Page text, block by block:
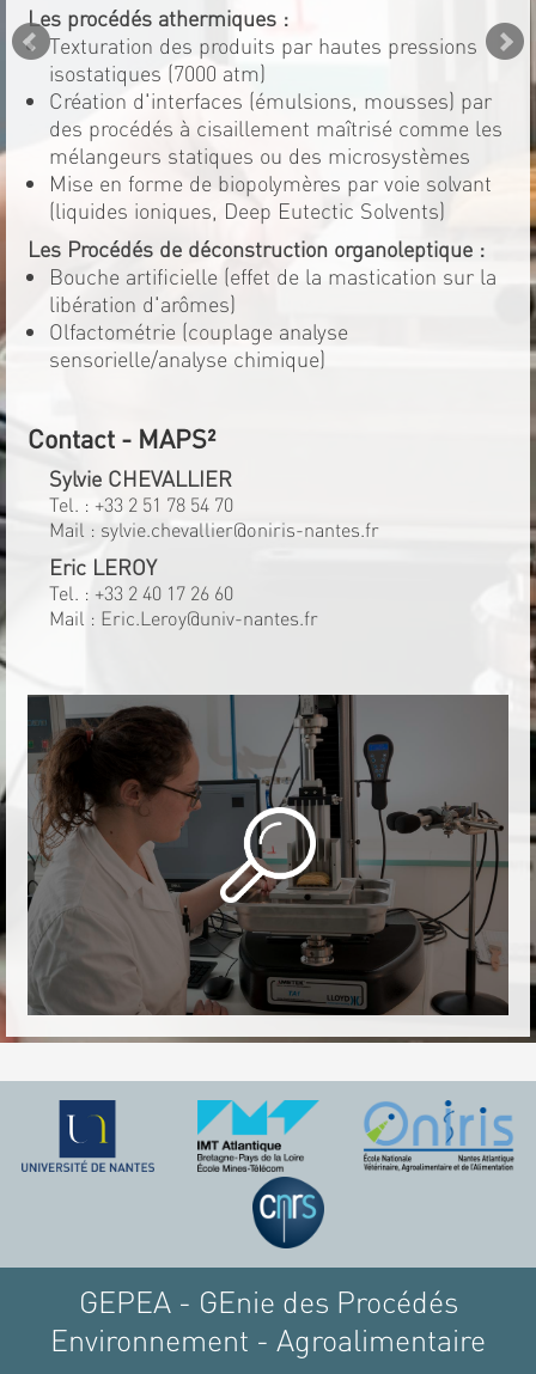
Les procédés athermiques :
Texturation des produits par hautes pressions
isostatiques (7000 atm)
Création d'interfaces (émulsions, mousses) par
des procédés à cisaillement maîtrisé comme les
mélangeurs statiques ou des microsystèmes
Mise en forme de biopolymères par voie solvant
(liquides ioniques, Deep Eutectic Solvents)
Les Procédés de déconstruction organoleptique :
Bouche artificielle (effet de la mastication sur la
libération d'arômes)
Olfactométrie (couplage analyse
sensorielle/analyse chimique)
Contact - MAPS²
Sylvie CHEVALLIER
Tel. : +33 2 51 78 54 70
Mail : sylvie.chevallier@oniris-nantes.fr
Eric LEROY
Tel. : +33 2 40 17 26 60
Mail : Eric.Leroy@univ-nantes.fr
GEPEA - GEnie des Procédés
Environnement - Agroalimentaire